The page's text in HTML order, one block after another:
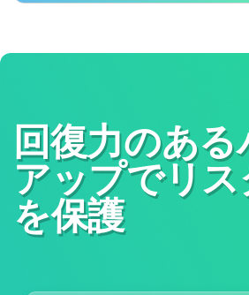
回復力のあ
アップでリ
を保護